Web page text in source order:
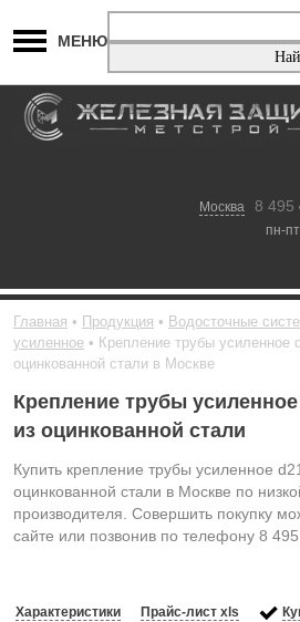
МЕНЮ
Москва 8 495
пн-
Главная Продукция Водосточные
усиленное
Крепление трубы усиленное
оцинкованной стали в Москве
Крепление трубы
из оцинкованной стали
Купить крепление трубы усиленное
оцинкованной стали в Москве по
производителя. Совершить покупку
сайте или позвонив по телефону 8
Характеристики Прайс-лист xls